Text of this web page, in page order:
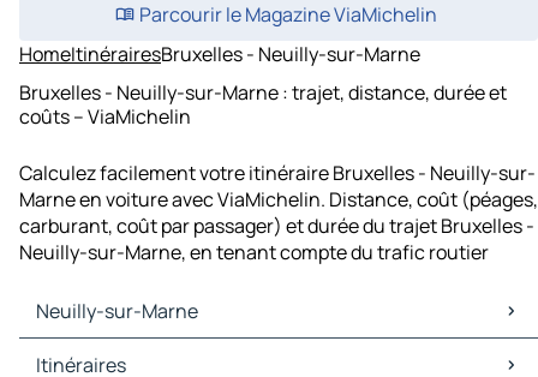
Parcourir le Magazine ViaMichelin
HomeItinérairesBruxelles - Neuilly-sur-Marne
Bruxelles - Neuilly-sur-Marne : trajet, distance, durée et
coûts – ViaMichelin
Calculez facilement votre itinéraire Bruxelles - Neuilly-sur-
Marne en voiture avec ViaMichelin. Distance, coût (péages,
carburant, coût par passager) et durée du trajet Bruxelles -
Neuilly-sur-Marne, en tenant compte du trafic routier
Neuilly-sur-Marne
Neuilly-sur-Marne Cartes et plans
Itinéraires